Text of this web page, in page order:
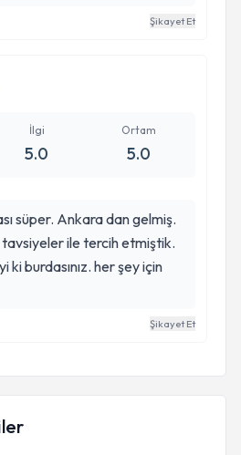
beni bu dertten
ederim. görüştüğünüzde
da sizin güveniniz kadar
Şikayet Et
İlgi
5.0
Ortam
5.0
süper. Ankara dan gelmiş.
tavsiyeler ile tercih etmiştik.
ki burdasınız. her şey için
Şikayet Et